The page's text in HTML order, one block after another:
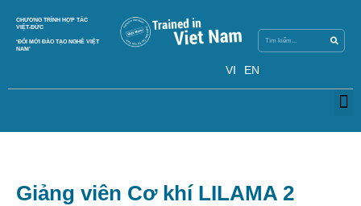
CHƯƠNG TRÌNH HỢP TÁC
VIỆT-ĐỨC
‘ĐỔI MỚI ĐÀO TẠO NGHỀ VIỆT
NAM’
VI EN
Giảng viên Cơ khí LILAMA 2